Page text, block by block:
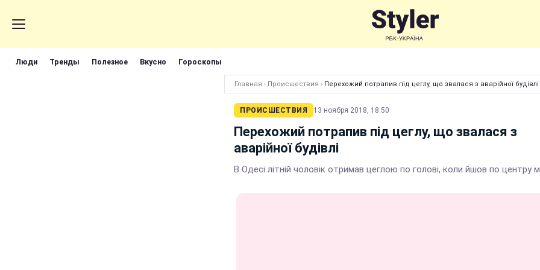
Люди Тренды Полезное Вкусно Гороскопы
Главная › Происшествия › Перехожий потрапив під цеглу, що звалася з аварійної будівлі
ПРОИСШЕСТВИЯ 13 ноября 2018, 18:50
Перехожий потрапив під цеглу, що звалася з
аварійної будівлі
В Одесі літній чоловік отримав цеглою по голові, коли йшов по центру